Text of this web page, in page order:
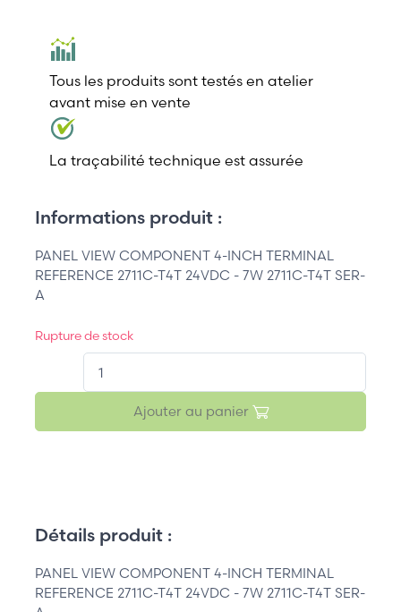
Tous les produits sont testés en atelier
avant mise en vente
La traçabilité technique est assurée
Informations produit :
PANEL VIEW COMPONENT 4-INCH TERMINAL
REFERENCE 2711C-T4T 24VDC - 7W 2711C-T4T SER-
A
Rupture de stock
Ajouter au panier
Détails produit :
PANEL VIEW COMPONENT 4-INCH TERMINAL
REFERENCE 2711C-T4T 24VDC - 7W 2711C-T4T SER-